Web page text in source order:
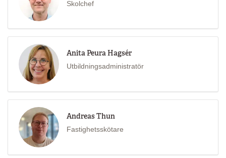
Skolchef
Anita Peura Hagsér
Utbildningsadministratör
Andreas Thun
Fastighetsskötare